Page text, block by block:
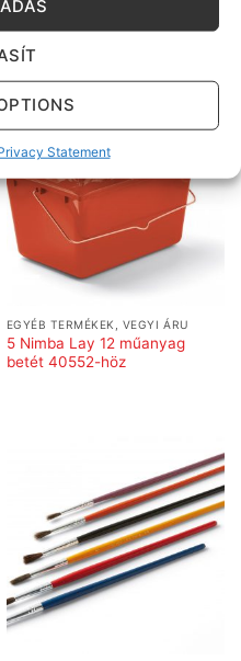
Statement
szett, hosszú fanyél, 5db-os
(6,8,12,14,20)
EGYÉB TERMÉKEK, VEGYI ÁRU
5 Nimba Lay 12 műanyag
betét 40552-höz